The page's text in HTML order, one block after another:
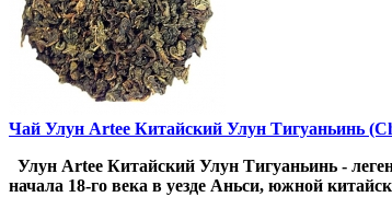
Чай Улун Artee Китайский Улун Тигуаньинь
Улун Artee Китайский Улун Тигуаньинь -
начала 18-го века в уезде Аньси, южной